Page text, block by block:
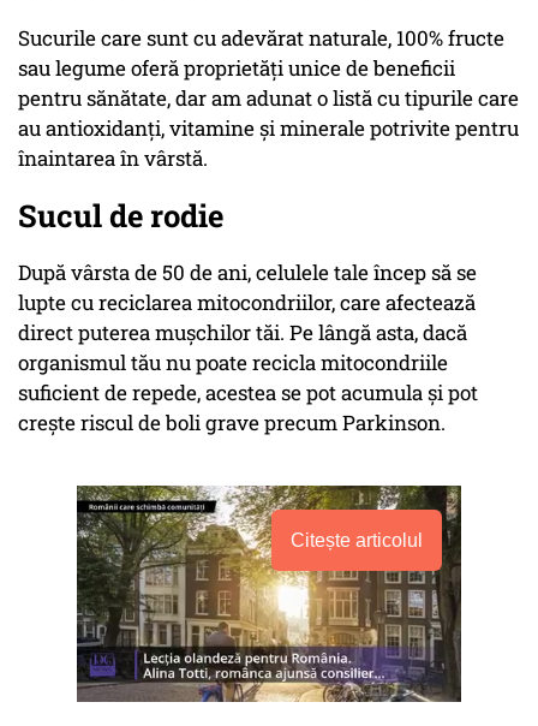
Sucurile care sunt cu adevărat naturale, 100% fructe
sau legume oferă proprietăți unice de beneficii
pentru sănătate, dar am adunat o listă cu tipurile care
au antioxidanți, vitamine și minerale potrivite pentru
înaintarea în vârstă.
Sucul de rodie
După vârsta de 50 de ani, celulele tale încep să se
lupte cu reciclarea mitocondriilor, care afectează
direct puterea mușchilor tăi. Pe lângă asta, dacă
organismul tău nu poate recicla mitocondriile
suficient de repede, acestea se pot acumula și pot
crește riscul de boli grave precum Parkinson.
Citește articolul